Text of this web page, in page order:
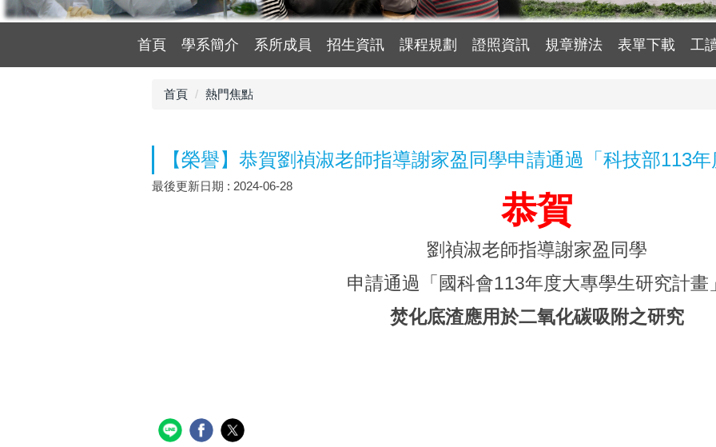
首頁 學系簡介 系所成員 招生資訊 課程規劃 證照資訊 規章辦法 表單下載 工
首頁 熱門焦點
【榮譽】恭賀劉禎淑老師指導謝家盈同學申請通過「科技部113
最後更新日期 : 2024-06-28
恭賀
劉禎淑老師指導謝家盈同學
申請通過「國科會113年度大專學生研究計畫
焚化底渣應用於二氧化碳吸附之研究